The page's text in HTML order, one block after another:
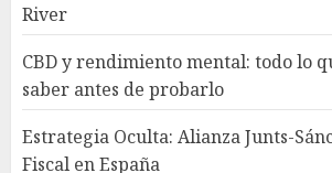
River
CBD y rendimiento mental: todo lo
saber antes de probarlo
Estrategia Oculta: Alianza Junts-
Fiscal en España